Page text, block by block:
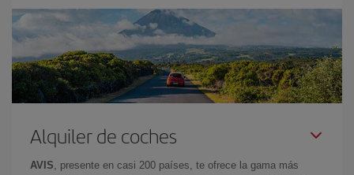
Alquiler de coches
AVIS , presente en casi 200 países, te ofrece la gama más